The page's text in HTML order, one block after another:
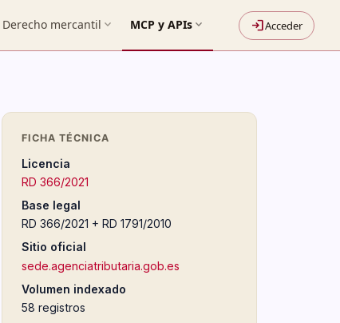
Derecho mercantil expand_more MCP y APIs expand_more loginAcceder
FICHA TÉCNICA
Licencia
RD 366/2021
Base legal
RD 366/2021 + RD 1791/2010
Sitio oficial
sede.agenciatributaria.gob.es
Volumen indexado
58 registros